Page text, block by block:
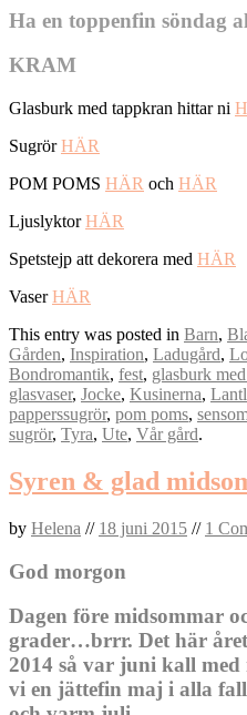
Ha en toppenfin söndag
KRAM
Glasburk med tappkran hittar ni
SugrörHÄR
POM POMS HÄR och HÄR
LjuslyktorHÄR
Spetstejp att dekorera med HÄR
VaserHÄR
This entry was posted in Barn,
Gården, Inspiration, Ladugård,
Bondromantik, fest, glasburk
glasvaser, Jocke, Kusinerna,
papperssugrör, pom poms,
sugrör, Tyra, Ute, Vår gård.
Syren & glad
by Helena // 18 juni 2015 // 1
God morgon
Dagen före midsommar
grader…brrr. Det här
2014 så var juni kall med
vi en jättefin maj i alla